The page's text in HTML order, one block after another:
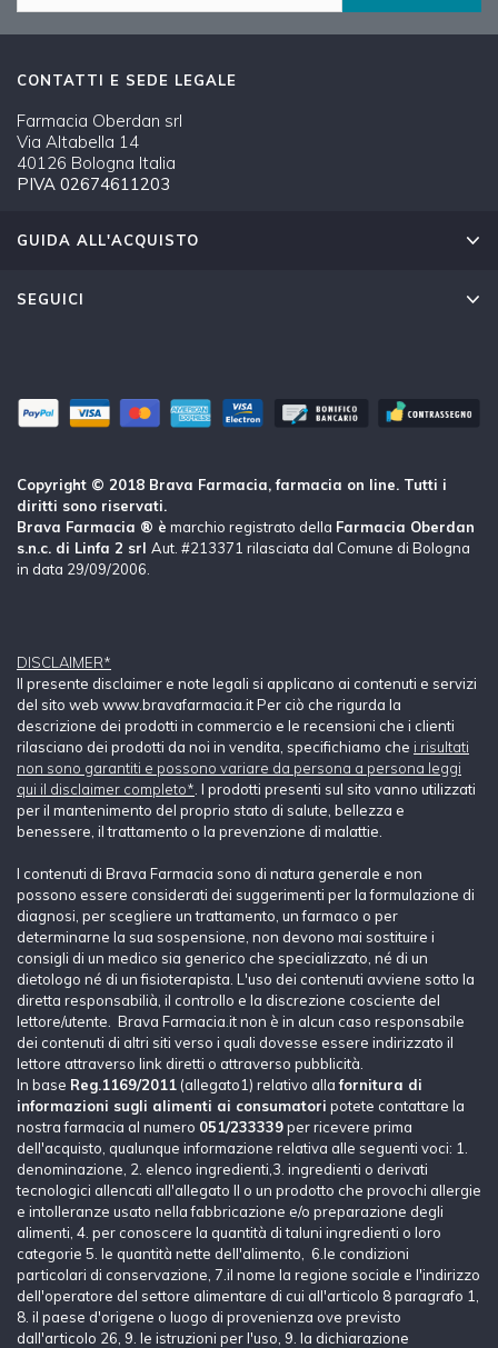
CONTATTI E SEDE LEGALE
Farmacia Oberdan srl
Via Altabella 14
40126 Bologna Italia
PIVA 02674611203
GUIDA ALL'ACQUISTO
SEGUICI
Copyright © 2018 Brava Farmacia, farmacia on line. Tutti i
diritti sono riservati.
Brava Farmacia ® è marchio registrato della Farmacia Oberdan
s.n.c. di Linfa 2 srl Aut. #213371 rilasciata dal Comune di Bologna
in data 29/09/2006.
DISCLAIMER*
Il presente disclaimer e note legali si applicano ai contenuti e servizi
del sito web www.bravafarmacia.it Per ciò che rigurda la
descrizione dei prodotti in commercio e le recensioni che i clienti
rilasciano dei prodotti da noi in vendita, specifichiamo che i risultati
non sono garantiti e possono variare da persona a persona leggi
qui il disclaimer completo* . I prodotti presenti sul sito vanno utilizzati
per il mantenimento del proprio stato di salute, bellezza e
benessere, il trattamento o la prevenzione di malattie.
I contenuti di Brava Farmacia sono di natura generale e non
possono essere considerati dei suggerimenti per la formulazione di
diagnosi, per scegliere un trattamento, un farmaco o per
determinarne la sua sospensione, non devono mai sostituire i
consigli di un medico sia generico che specializzato, né di un
dietologo né di un fisioterapista. L'uso dei contenuti avviene sotto la
diretta responsabilià, il controllo e la discrezione cosciente del
lettore/utente. Brava Farmacia.it non è in alcun caso responsabile
dei contenuti di altri siti verso i quali dovesse essere indirizzato il
lettore attraverso link diretti o attraverso pubblicità.
In base Reg.1169/2011 (allegato1) relativo allafornitura di
informazioni sugli alimenti ai consumatori potete contattare la
nostra farmacia al numero 051/233339per ricevere prima
dell'acquisto, qualunque informazione relativa alle seguenti voci: 1.
denominazione, 2. elenco ingredienti,3. ingredienti o derivati
tecnologici allencati all'allegato II o un prodotto che provochi allergie
e intolleranze usato nella fabbricazione e/o preparazione degli
alimenti, 4. per conoscere la quantità di taluni ingredienti o loro
categorie 5. le quantità nette dell'alimento, 6.le condizioni
particolari di conservazione, 7.il nome la regione sociale e l'indirizzo
dell'operatore del settore alimentare di cui all'articolo 8 paragrafo 1,
8. il paese d'origene o luogo di provenienza ove previsto
dall'articolo 26, 9. le istruzioni per l'uso, 9. la dichiarazione